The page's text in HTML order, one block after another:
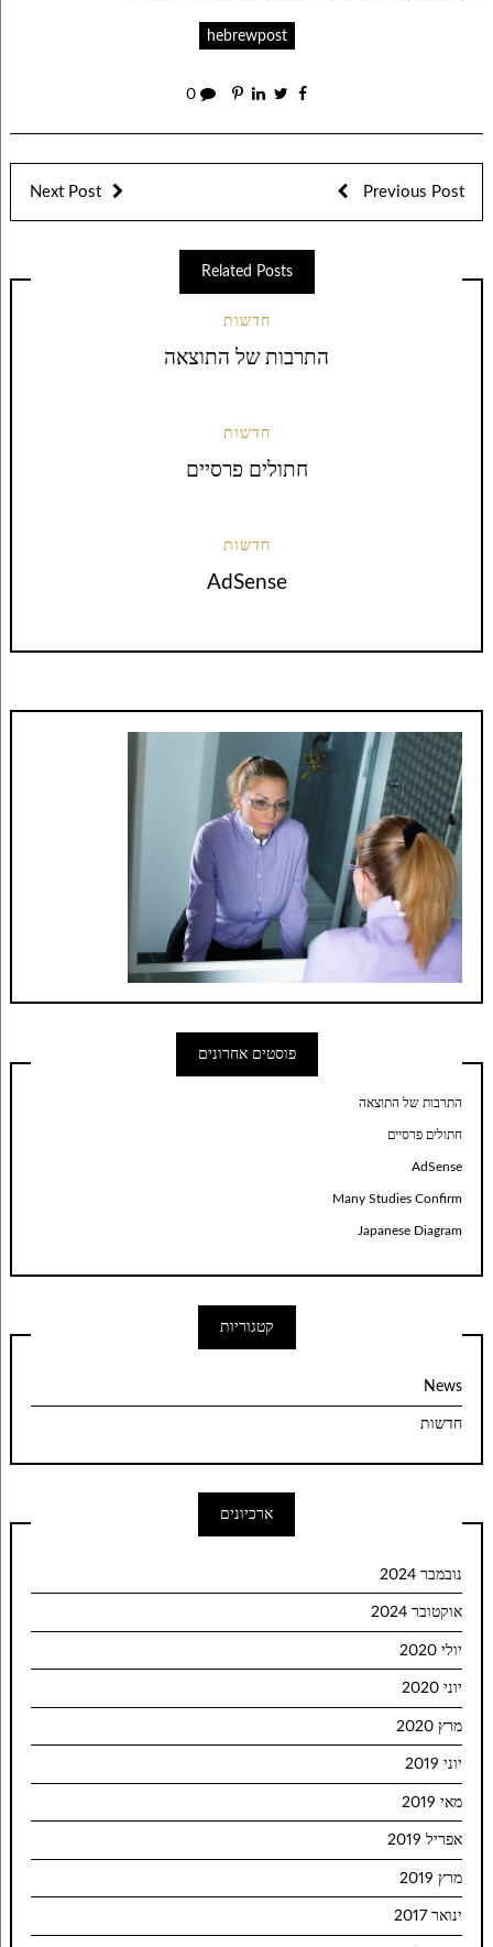
hebrewpost
0
Previous Post
Next Post
Related Posts
חדשות
התרבות של התוצאה
חדשות
חתולים פרסיים
חדשות
AdSense
פוסטים אחרונים
התרבות של התוצאה
חתולים פרסיים
AdSense
Many Studies Confirm
Japanese Diagram
קטגוריות
News
חדשות
ארכיונים
נובמבר 2024
אוקטובר 2024
יולי 2020
יוני 2020
מרץ 2020
יוני 2019
מאי 2019
אפריל 2019
מרץ 2019
ינואר 2017